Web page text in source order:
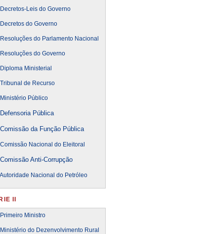
Decretos-Leis do Governo
Decretos do Governo
Resoluções do Parlamento Nacional
Resoluções do Governo
Diploma Ministerial
Tribunal de Recurso
Ministério Público
Defensoria Pública
Comissão da Função Pública
Comissão Nacional do Eleitoral
Comissão Anti-Corrupção
Autoridade Nacional do Petróleo
II
Primeiro Ministro
Ministério do Dezenvolvimento Rural